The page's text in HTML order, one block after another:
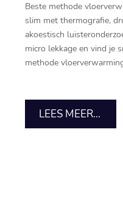
Beste methode
slim met thermografie,
akoestisch
micro lekkage en vind je
methode
LEES MEER...